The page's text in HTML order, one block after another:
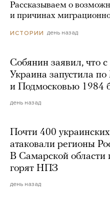
Рассказываем о
и причинах
ИСТОРИИ день назад
Собянин заявил, что с
Украина запустила
и Подмосковью 1984
день назад
Почти 400
атаковали регионы
В Самарской области
горят НПЗ
день назад